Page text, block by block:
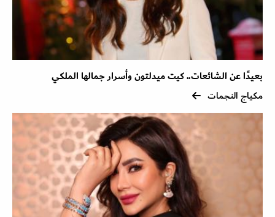
بعيدًا عن الشائعات.. كيت ميدلتون وأسرار جمالها الملكي
مكياج النجمات